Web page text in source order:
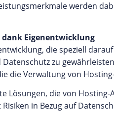
werden
Eigenentwicklung
die speziell
zu
die Verwaltung von
Lösungen, die von
in Bezug auf